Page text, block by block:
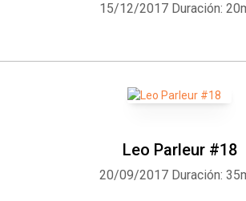
15/12/2017 Duración:
Leo Parleur #18
20/09/2017 Duración: